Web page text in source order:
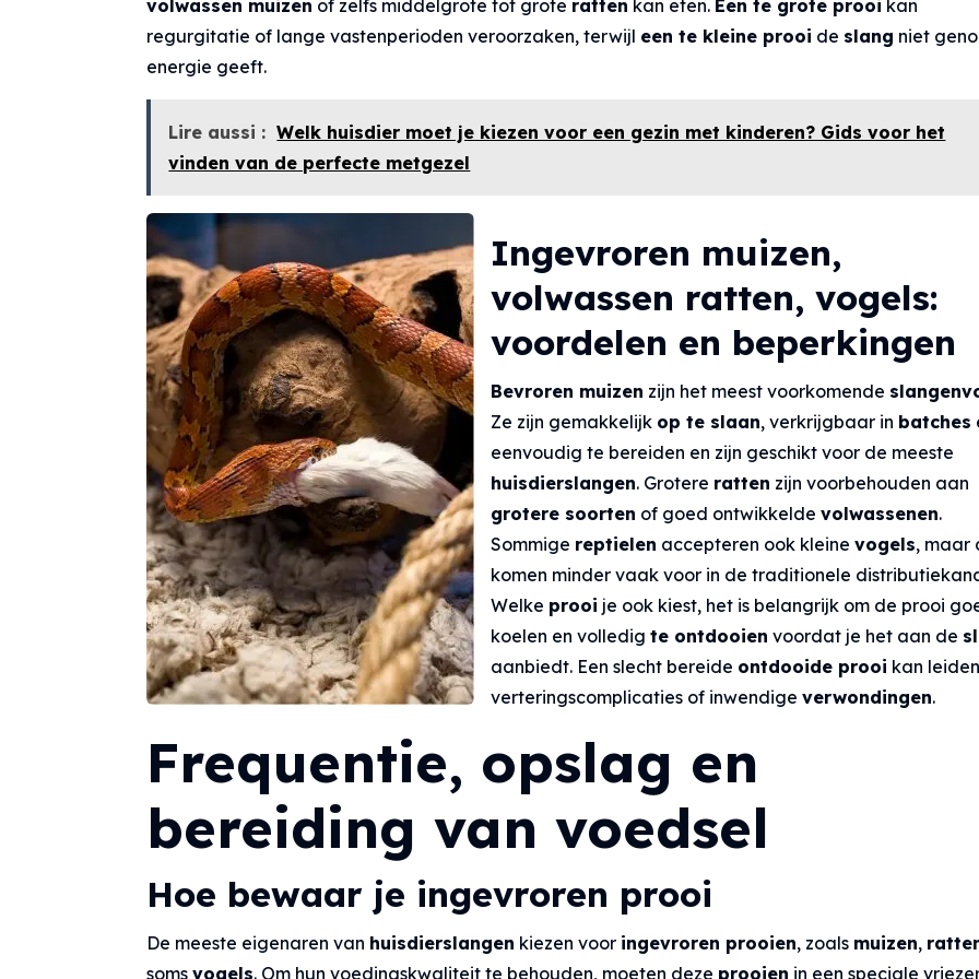
volwassen muizen of zelfs middelgrote tot grote ratten kan eten. Een te grote prooi kan
regurgitatie of lange vastenperioden veroorzaken, terwijl een te kleine prooi de slang niet
energie geeft.
Lire aussi : Welk huisdier moet je kiezen voor een gezin met kinderen? Gids voor het
vinden van de perfecte metgezel
Ingevroren muizen,
volwassen ratten, vogels:
voordelen en beperkingen
Bevroren muizen zijn het meest voorkomende
Ze zijn gemakkelijk op te slaan, verkrijgbaar in batches
eenvoudig te bereiden en zijn geschikt voor de meeste
huisdierslangen. Grotere ratten zijn voorbehouden aan
grotere soorten of goed ontwikkeldevolwassenen.
Sommige reptielen accepteren ook kleinevogels, maar
komen minder vaak voor in de traditionele
Welke prooi je ook kiest, het is belangrijk om de prooi
koelen en volledigte ontdooien voordat je het aan de
aanbiedt. Een slecht bereide ontdooide prooi kan
verteringscomplicaties of inwendigeverwondingen.
Frequentie, opslag en
bereiding van voedsel
Hoe bewaar je ingevroren prooi
De meeste eigenaren van huisdierslangen kiezen voor ingevroren prooien, zoals muizen,
somsvogels. Om hun voedingskwaliteit te behouden, moeten deze prooien in een speciale